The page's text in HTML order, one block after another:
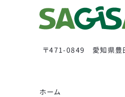
〒471-0849 愛知県豊
ホーム